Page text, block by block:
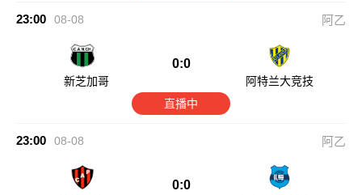
23:00 08-08 阿乙
新芝加哥
0:0
阿特兰大竞技
直播中
23:00 08-08 阿乙
0:0